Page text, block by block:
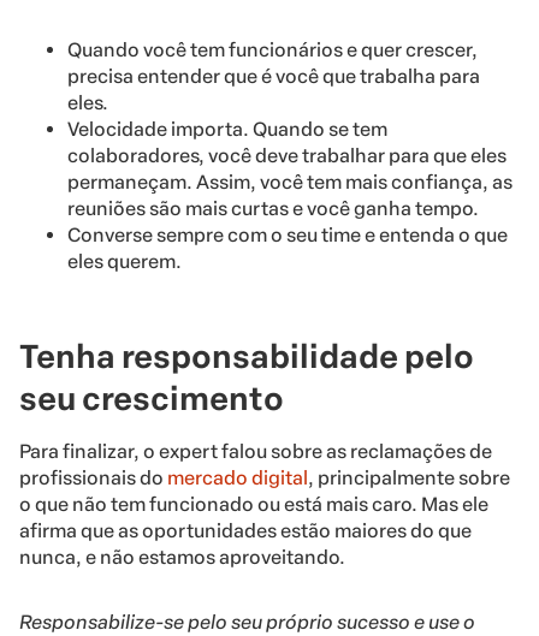
Quando você tem funcionários e quer crescer,
precisa entender que é você que trabalha para
eles.
Velocidade importa. Quando se tem
colaboradores, você deve trabalhar para que eles
permaneçam. Assim, você tem mais confiança, as
reuniões são mais curtas e você ganha tempo.
Converse sempre com o seu time e entenda o que
eles querem.
Tenha responsabilidade pelo
seu crescimento
Para finalizar, o expert falou sobre as reclamações de
profissionais do mercado digital , principalmente sobre
o que não tem funcionado ou está mais caro. Mas ele
afirma que as oportunidades estão maiores do que
nunca, e não estamos aproveitando.
Responsabilize-se pelo seu próprio sucesso e use o